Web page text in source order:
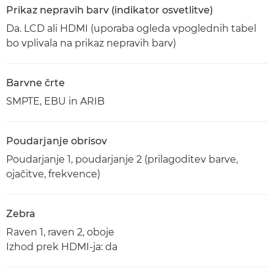
Prikaz nepravih barv (indikator osvetlitve)
Da. LCD ali HDMI (uporaba ogleda vpoglednih tabel
bo vplivala na prikaz nepravih barv)
Barvne črte
SMPTE, EBU in ARIB
Poudarjanje obrisov
Poudarjanje 1, poudarjanje 2 (prilagoditev barve,
ojačitve, frekvence)
Zebra
Raven 1, raven 2, oboje
Izhod prek HDMI-ja: da